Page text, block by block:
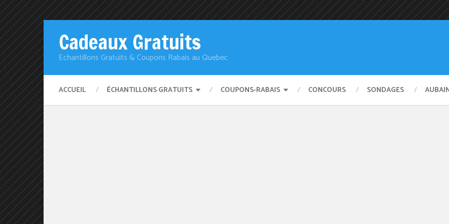
Cadeaux Gratuits
Echantillons Gratuits & Coupons Rabais au Quebec
ACCUEIL ÉCHANTILLONS GRATUITS COUPONS-RABAIS CONCOURS SONDAGES